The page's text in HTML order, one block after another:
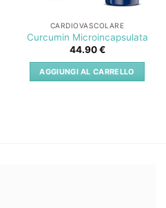
CARDIOVASCOLARE
Curcumin Microincapsulata
44.90€
AGGIUNGI AL CARRELLO